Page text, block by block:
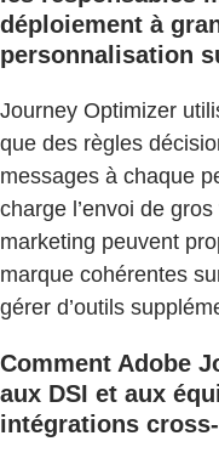
déploiement à
personnalisation
Journey Optimizer
que des règles
messages à chaque
charge l’envoi de
marketing peuvent
marque cohérentes
gérer d’outils
Comment Adobe
aux DSI et aux
intégrations